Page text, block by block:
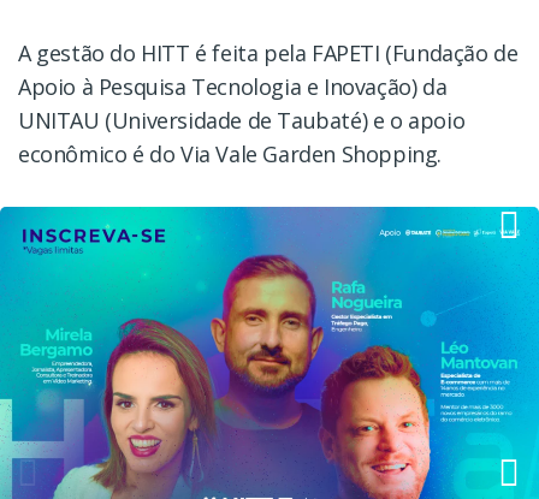
A gestão do HITT é feita pela FAPETI (Fundação de
Apoio à Pesquisa Tecnologia e Inovação) da
UNITAU (Universidade de Taubaté) e o apoio
econômico é do Via Vale Garden Shopping.